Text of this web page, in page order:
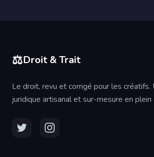
⚖️Droit & Trait
Le droit, revu et corrigé pour les créatifs.
juridique artisanal et sur-mesure en